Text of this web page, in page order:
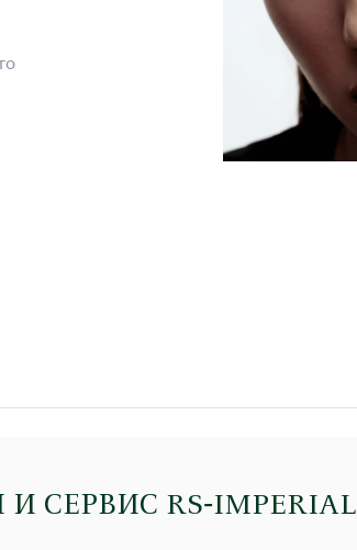
СЕРВИС RS‑IMPERIAL